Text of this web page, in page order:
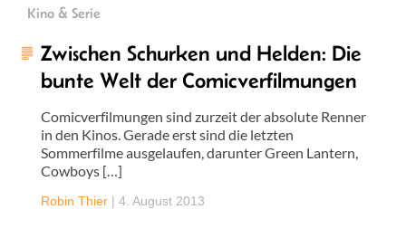
Kino & Serie
Zwischen Schurken und Helden: Die
bunte Welt der Comicverfilmungen
Comicverfilmungen sind zurzeit der absolute Renner
in den Kinos. Gerade erst sind die letzten
Sommerfilme ausgelaufen, darunter Green Lantern,
Cowboys […]
Robin Thier | 4. August 2013